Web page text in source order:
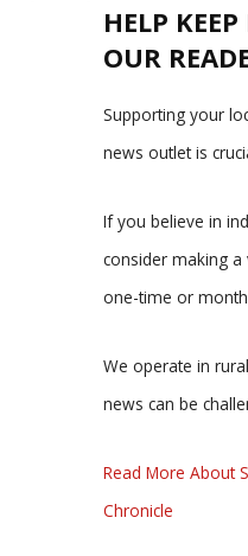
HELP
OUR
Supporting your
news outlet is
If you believe in
consider making
one-time or
We operate in
news can be
Read More About
Chronicle